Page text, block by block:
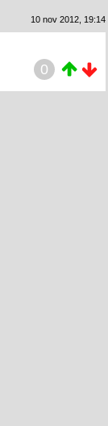
10 nov 2012, 19:14
0